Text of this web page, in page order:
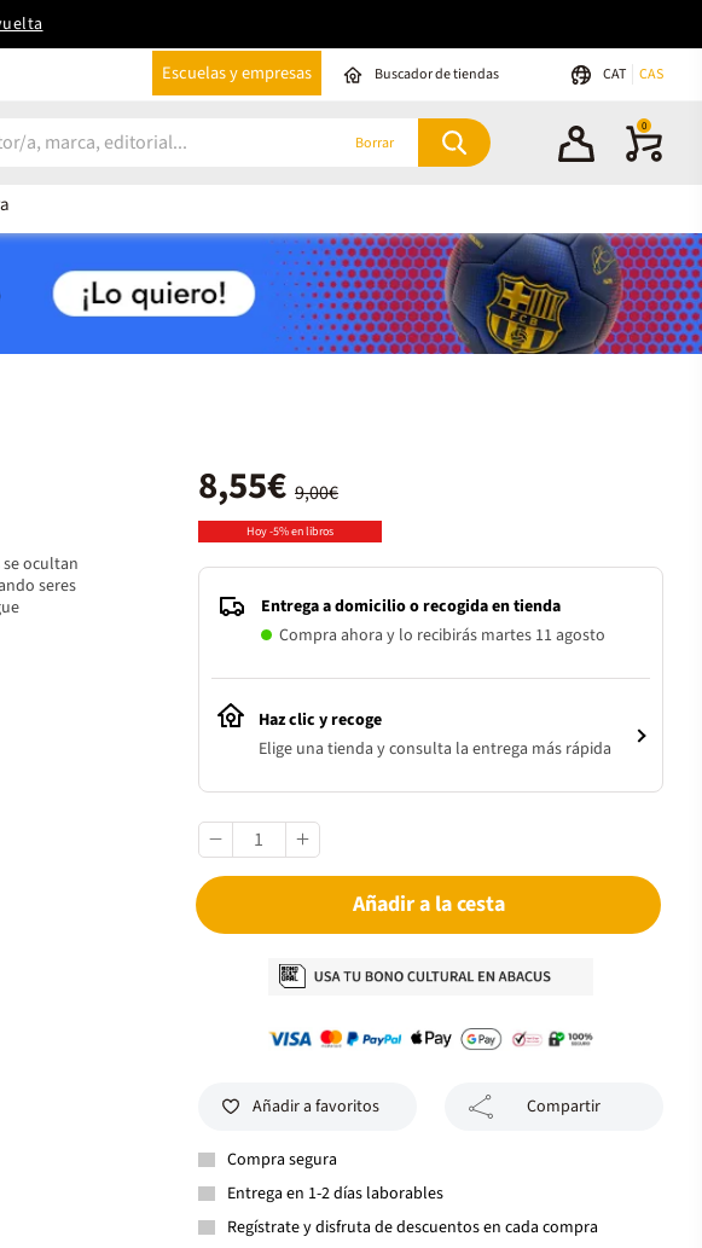
Escuelas y empresas Buscador de tiendas CAT CAS
Borrar
0
ocultan
seres
9,00€
8,55€
Hoy -5% en libros
Entrega a domicilio o recogida en tienda
Compra ahora y lo recibirás martes 11 agosto
Haz clic y recoge
Elige una tienda y consulta la entrega más rápida
Añadir a la cesta
Añadir a favoritos Compartir
Compra segura
Entrega en 1-2 días laborables
Regístrate y disfruta de descuentos en cada compra